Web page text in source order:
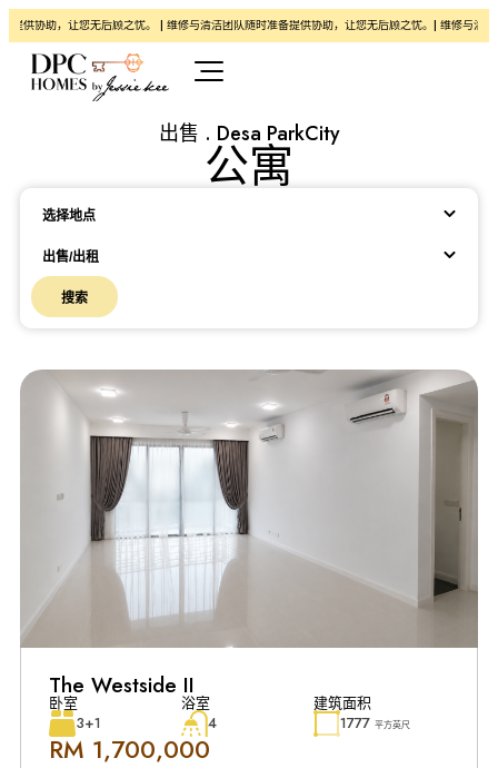
协助，让您无后顾之忧。 | 维修与清洁团队随时准备提供协助，让您无后顾之忧。| 维修与清洁团
出售 . Desa ParkCity
公寓
Location
选择地点
出售/出租
搜索
The Westside II
卧室
3+1
浴室
4
建筑面积
1777 平方英尺
RM 1,700,000